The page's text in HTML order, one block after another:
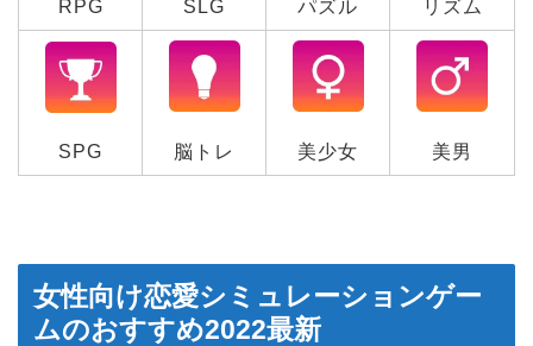
RPG SLG パズル リズム
SPG 脳トレ 美少女 美男
女性向け恋愛シミュレーションゲー
ムのおすすめ2022最新